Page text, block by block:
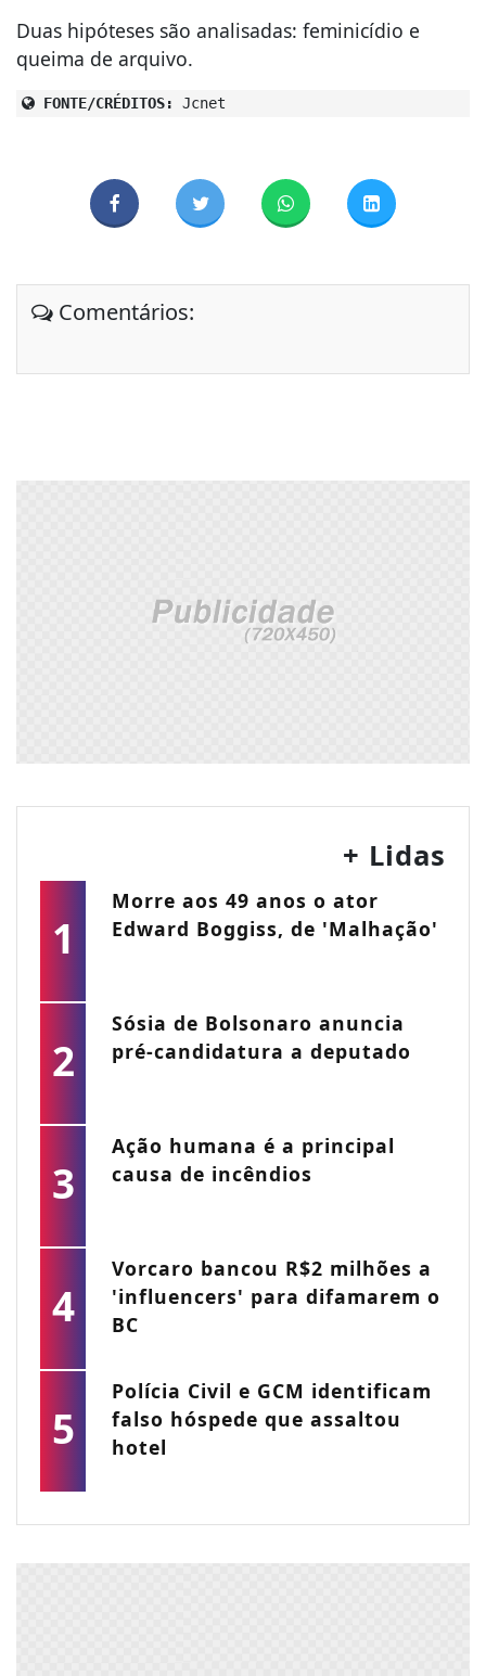
Duas hipóteses são analisadas: feminicídio e
queima de arquivo.
FONTE/CRÉDITOS: Jcnet
Comentários:
+ Lidas
1
Morre aos 49 anos o ator
Edward Boggiss, de 'Malhação'
2
Sósia de Bolsonaro anuncia
pré-candidatura a deputado
3
Ação humana é a principal
causa de incêndios
4
Vorcaro bancou R$2 milhões a
'influencers' para difamarem o
BC
5
Polícia Civil e GCM identificam
falso hóspede que assaltou
hotel